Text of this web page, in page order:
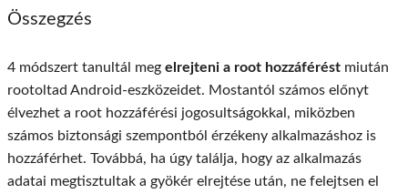
Összegzés
4 módszert tanultál meg elrejteni a root hozzáférést miután
rootoltad Android-eszközeidet. Mostantól számos előnyt
élvezhet a root hozzáférési jogosultságokkal, miközben
számos biztonsági szempontból érzékeny alkalmazáshoz is
hozzáférhet. Továbbá, ha úgy találja, hogy az alkalmazás
adatai megtisztultak a gyökér elrejtése után, ne felejtsen el